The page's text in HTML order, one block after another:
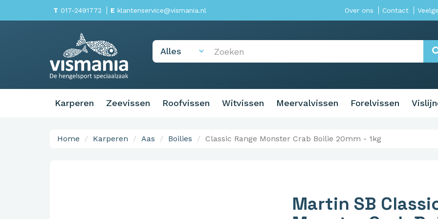
T 017-2491772 E klantenservice@vismania.nl Over ons Contact
Karperen Zeevissen Roofvissen Witvissen Meervalvissen Forelvissen
Home Karperen Aas Boilies Classic Range Monster Crab Boilie 20mm - 1kg
Martin SB